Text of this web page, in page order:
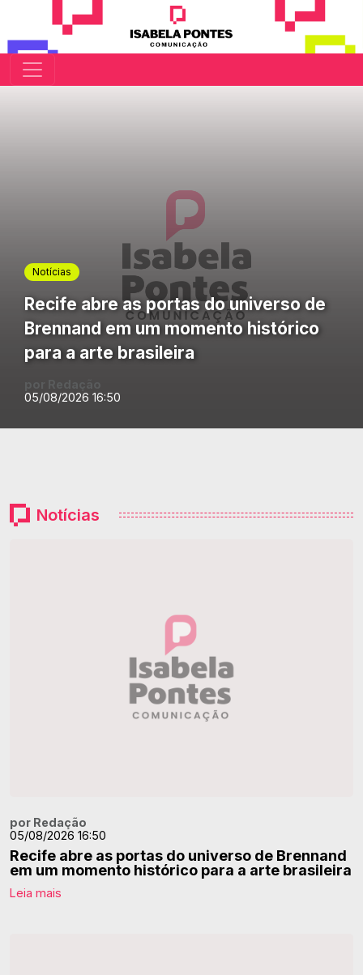
Notícias
Recife abre as portas do universo de
Brennand em um momento histórico
para a arte brasileira
05/08/2026 16:50
Notícias
por Redação
05/08/2026 16:50
Recife abre as portas do universo de Brennand
em um momento histórico para a arte brasileira
Leia mais